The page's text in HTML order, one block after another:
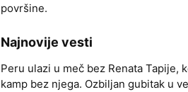
površine.
Najnovije vesti
Peru ulazi u meč bez Renata
kamp bez njega. Ozbiljan gubitak u